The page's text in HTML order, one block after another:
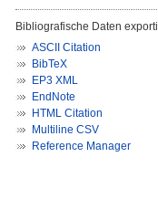
Bibliografische Daten
ASCII Citation
BibTeX
EP3 XML
EndNote
HTML Citation
Multiline CSV
Reference Manager